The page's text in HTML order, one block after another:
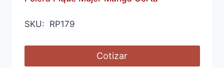
SKU: RP179
Cotizar